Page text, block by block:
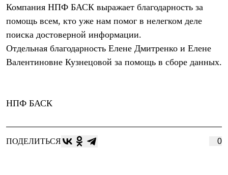
Тапочки и чуни
Тапочки
Уход за обувью
Аксессуары
Головные уборы
Шарфы
Перчатки и рукавицы
Рукавицы
Компания НПФ БАСК выражает благодарность за
помощь всем, кто уже нам помог в нелегком деле
поиска достоверной информации.
Отдельная благодарность Елене Дмитренко и Елене
Валентиновне Кузнецовой за помощь в сборе данных.
НПФ БАСК
ПОДЕЛИТЬСЯ 0